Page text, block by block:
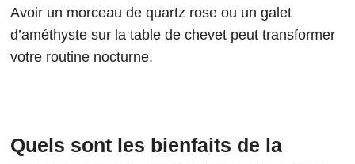
Avoir un morceau de quartz rose ou un galet
d’améthyste sur la table de chevet peut transformer
votre routine nocturne.
Quels sont les bienfaits de la